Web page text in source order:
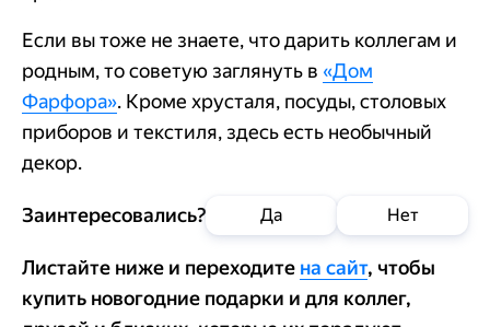
Если вы тоже не знаете, что дарить коллегам и
родным, то советую заглянуть в «Дом
Фарфора». Кроме хрусталя, посуды, столовых
приборов и текстиля, здесь есть необычный
декор.
Заинтересовались? Да Нет
Листайте ниже и переходите на сайт, чтобы
купить новогодние подарки и для коллег,